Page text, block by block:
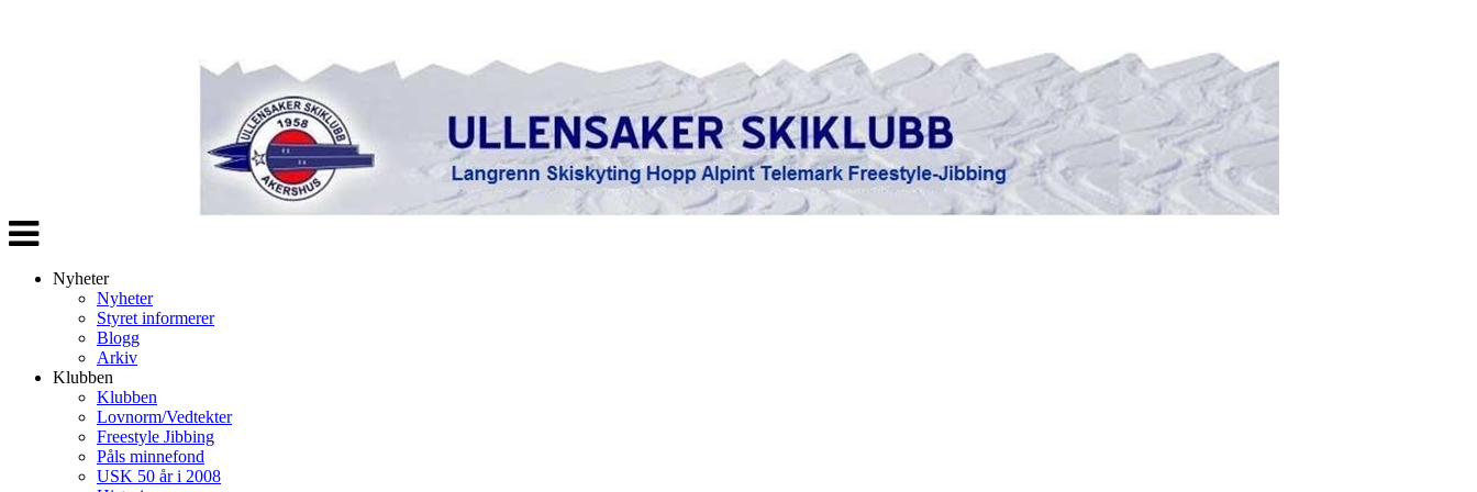
Veksle
navigasjon
Nyheter
Nyheter
Styret informerer
Blogg
Arkiv
Klubben
Klubben
Lovnorm/Vedtekter
Freestyle Jibbing
Påls minnefond
USK 50 år i 2008